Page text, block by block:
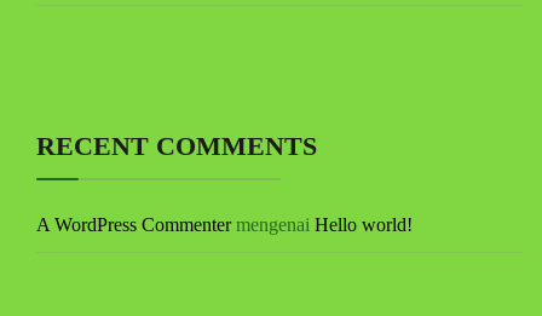
RECENT COMMENTS
A WordPress Commentermengenai Hello world!